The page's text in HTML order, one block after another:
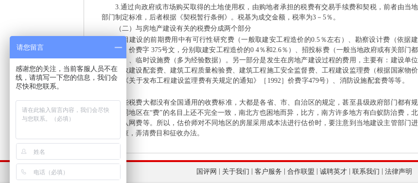
规…
首届“
社会司
第…
3.通过向政府或市场购买取得的土地使用权，由购地者承担的税费有交易手续费和契税，前者由当
部门制定标准，后者根据《契税暂行条例》。税基为成交金额，税率为3－5％。
（二）与房地产建设有关的税费分成两个部分, u" h, {0 N8 e, k2 ^0 m$ h* ~2 l) S
项目建设的前期费用中有可行性研究费（一般取建安工程造价的0.5％左右）、勘察设计费（依据
［1992］价费字 375号文，分别取建安工程造价的0 4％和2.6％）、招投标费（一般当地政府或有关部门
应规定）、临时设施费（多为经验数据）。另一部分是发生在房地产建设过程的费用，主要有：建设单
费、市政建设配套费、建筑工程质量检验费、建筑工程施工安全监督费、工程建设监理费（根据国家物价
建设部《关于发布工程建设监理费有关规定的通知》［1992］价费字479号）、消防设施配套费等等。
这些税费大都没有全国通用的收费标准，大都是各省、市、自治区的规定，甚至县级政府部门都有规
而且不同地区在“费”的名目上还不完全一致，南北方也困地而异，比方，南方许多地方有白蚁防治费，
有供热入网费等。所以，估价师对不同地区的房屋采用成本法进行估价时，要注意到当地建设主管部门
要的调查，弄清费目和征收办法。
国评网 关于我们 客户服务 合作联盟 诚聘英才 联系我们 法律声明
请您留言
感谢您的关注，当前客服人员不在
线，请填写一下您的信息，我们会
尽快和您联系。